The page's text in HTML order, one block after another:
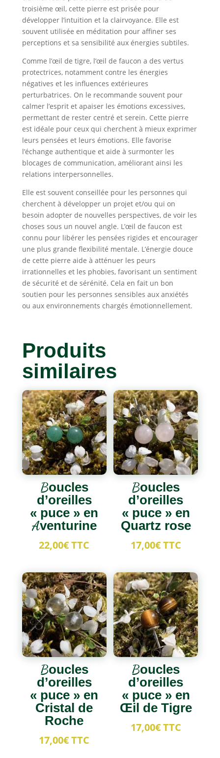
troisième œil, cette pierre est prisée pour
développer l’intuition et la clairvoyance. Elle est
souvent utilisée en méditation pour affiner ses
perceptions et sa sensibilité aux énergies subtiles.
Comme l’œil de tigre, l’œil de faucon a des vertus
protectrices, notamment contre les énergies
négatives et les influences extérieures
perturbatrices. On le recommande souvent pour
calmer l’esprit et apaiser les émotions excessives,
permettant de rester centré et serein. Cette pierre
est idéale pour ceux qui cherchent à mieux exprimer
leurs pensées et leurs émotions. Elle favorise
l’échange authentique et aide à surmonter les
blocages de communication, améliorant ainsi les
relations interpersonnelles.
Elle est souvent conseillée pour les personnes qui
cherchent à développer un projet et/ou qui on
besoin adopter de nouvelles perspectives, de voir les
choses sous un nouvel angle. L’œil de faucon est
connu pour libérer les pensées rigides et encourager
une plus grande flexibilité mentale. L’énergie douce
de cette pierre aide à atténuer les peurs
irrationnelles et les phobies, favorisant un sentiment
de sécurité et de sérénité. Cela en fait un bon
soutien pour les personnes sensibles aux anxiétés
ou aux environnements chargés émotionnellement.
Produits
similaires
Boucles
d’oreilles
« puce » en
Aventurine
22,00€TTC
Boucles
d’oreilles
« puce » en
Quartz rose
17,00€TTC
Boucles
d’oreilles
« puce » en
Cristal de
Roche
17,00€TTC
Boucles
d’oreilles
« puce » en
Œil de Tigre
17,00€TTC